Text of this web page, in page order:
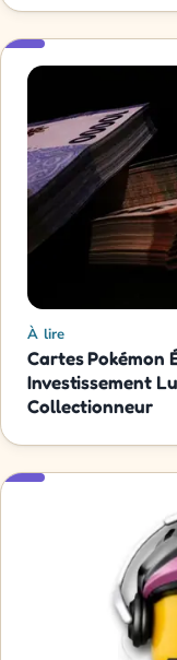
À lire
Cartes Pokémon
Investissement
Collectionneur